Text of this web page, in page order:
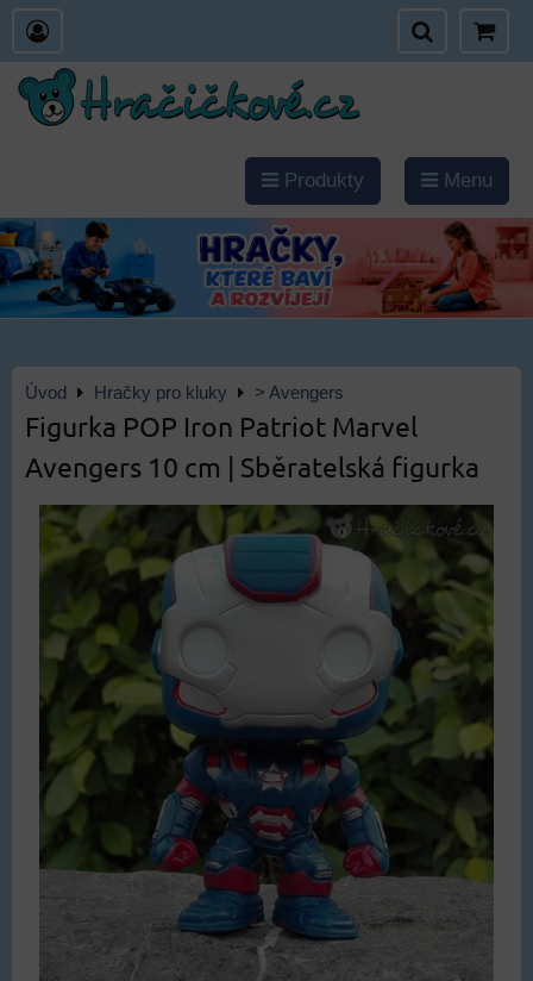
Produkty Menu
Úvod Hračky pro kluky > Avengers
Figurka POP Iron Patriot Marvel
Avengers 10 cm | Sběratelská figurka